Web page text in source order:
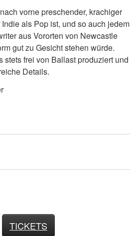
vorne preschender, krachiger
als Pop ist, und so auch jedem
aus Vororten von Newcastle
gut zu Gesicht stehen würde.
stets frei von Ballast produziert und
Details.
TICKETS